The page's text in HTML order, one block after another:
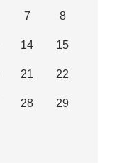
7 8
14 15
21 22
28 29